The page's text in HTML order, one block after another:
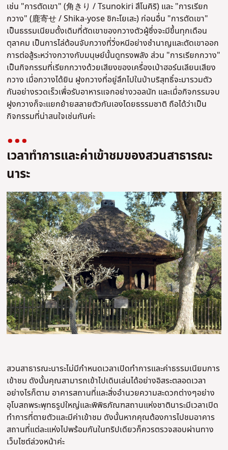
เช่น "การตัดเขา" (角きり / Tsunokiri สึโนคิริ) และ "การเรียก
กวาง" (鹿寄せ / Shika-yose ชิกะโยเสะ) ก่อนอื่น "การตัดเขา"
เป็นธรรมเนียมดั้งเดิมที่ตัดเขาของกวางตัวผู้ซึ่งจะมีขึ้นทุกเดือน
ตุลาคม เป็นการไล่ต้อนจับกวางที่วิ่งหนีอย่างชำนาญและตัดเขาออก
การต่อสู้ระหว่างกวางกับมนุษย์นั้นดูทรงพลัง ส่วน "การเรียกกวาง"
เป็นกิจกรรมที่เรียกกวางด้วยเสียงของเครื่องเป่าฮอร์นเลียนเสียง
กวาง เมื่อกวางได้ยิน ฝูงกวางที่อยู่ลึกไปในป่าบริสุทธิ์จะมารวมตัว
กันอย่างรวดเร็วเพื่อรับอาหารแจกอย่างวอลนัท และเมื่อกิจกรรมจบ
ฝูงกวางก็จะแยกย้ายสลายตัวกันเองโดยธรรมชาติ ถือได้ว่าเป็น
กิจกรรมที่น่าสนใจเช่นกันค่ะ
เวลาทำการและค่าเข้าชมของสวนสาธารณะ
นาระ
สวนสาธารณะนาระไม่มีกำหนดเวลาเปิดทำการและค่าธรรมเนียมการ
เข้าชม ดังนั้นคุณสามารถเข้าไปเดินเล่นได้อย่างอิสระตลอดเวลา
อย่างไรก็ตาม อาคารสถานที่และสิ่งอำนวยความสะดวกต่างๆอย่าง
อุโบสถพระพุทธรูปใหญ่และพิพิธภัณฑสถานแห่งชาตินาระมีเวลาเปิด
ทำการที่ตายตัวและมีค่าเข้าชม ดังนั้นหากคุณต้องการไปชมอาคาร
สถานที่แต่ละแห่งไปพร้อมกันในทริปเดียวก็ควรตรวจสอบผ่านทาง
เว็บไซต์ล่วงหน้าค่ะ